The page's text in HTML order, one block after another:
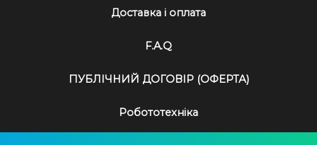
Доставка і оплата
F.A.Q
ПУБЛІЧНИЙ ДОГОВІР (ОФЕРТА)
Робототехніка